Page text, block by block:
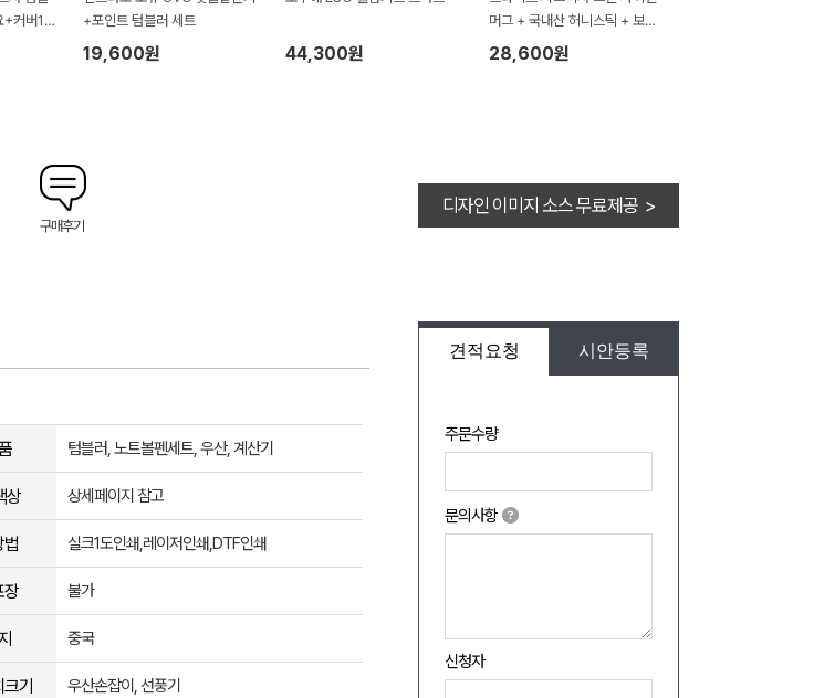
+커버1P
+포인트 텀블러 세트
19,600원 44,300원
머그 + 국내산 허니스틱 + 보자
기포장 세트
28,600원
구매후기
디자인 이미지 소스 무료제공 >
견적요청 시안등록
주문수량
문의사항
신청자
텀블러, 노트볼펜세트, 우산, 계산기
상 상세페이지 참고
법 실크1도인쇄,레이저인쇄,DTF인쇄
장 불가
중국
크기 우산손잡이, 선풍기